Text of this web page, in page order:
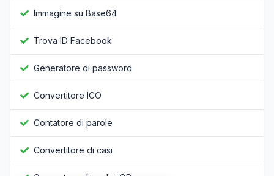
Immagine su Base64
Trova ID Facebook
Generatore di password
Convertitore ICO
Contatore di parole
Convertitore di casi